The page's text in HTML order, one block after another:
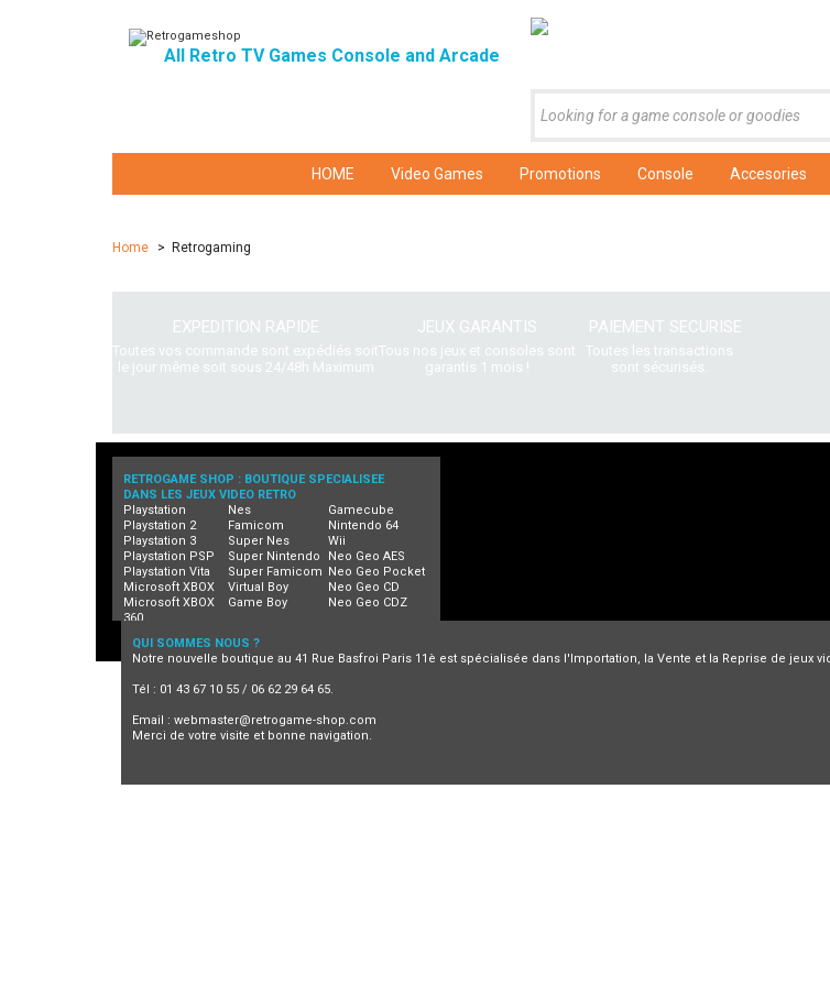
All Retro TV Games Console and Arcade
HOME Video Games Promotions Console Accesories
Home > Retrogaming
EXPEDITION RAPIDE
Toutes vos commande sont expédiés soit
le jour même soit sous 24/48h Maximum
JEUX GARANTIS
Tous nos jeux et consoles sont
garantis 1 mois !
PAIEMENT SECURISE
Toutes les transactions
sont sécurisés.
RETROGAME SHOP : BOUTIQUE SPECIALISEE
DANS LES JEUX VIDEO RETRO
Playstation
Playstation 2
Playstation 3
Playstation PSP
Playstation Vita
Microsoft XBOX
Microsoft XBOX
360
Nes
Famicom
Super Nes
Super Nintendo
Super Famicom
Virtual Boy
Game Boy
Gamecube
Nintendo 64
Wii
Neo Geo AES
Neo Geo Pocket
Neo Geo CD
Neo Geo CDZ
QUI SOMMES NOUS ?
Notre nouvelle boutique au 41 Rue Basfroi Paris 11è est spécialisée dans l'Importation, la Vente et la Reprise de
Tél : 01 43 67 10 55 / 06 62 29 64 65.
Email : webmaster@retrogame-shop.com
Merci de votre visite et bonne navigation.